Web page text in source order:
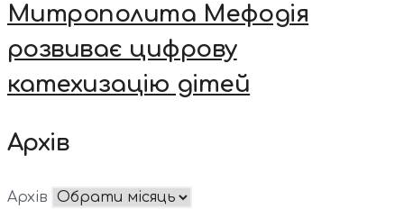
Митрополита Мефодія
розвиває цифрову
катехизацію дітей
Архів
Архів